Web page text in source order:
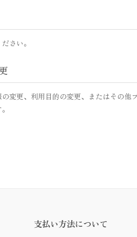
さい。
変更、利用目的の変更、またはその
支払い方法について